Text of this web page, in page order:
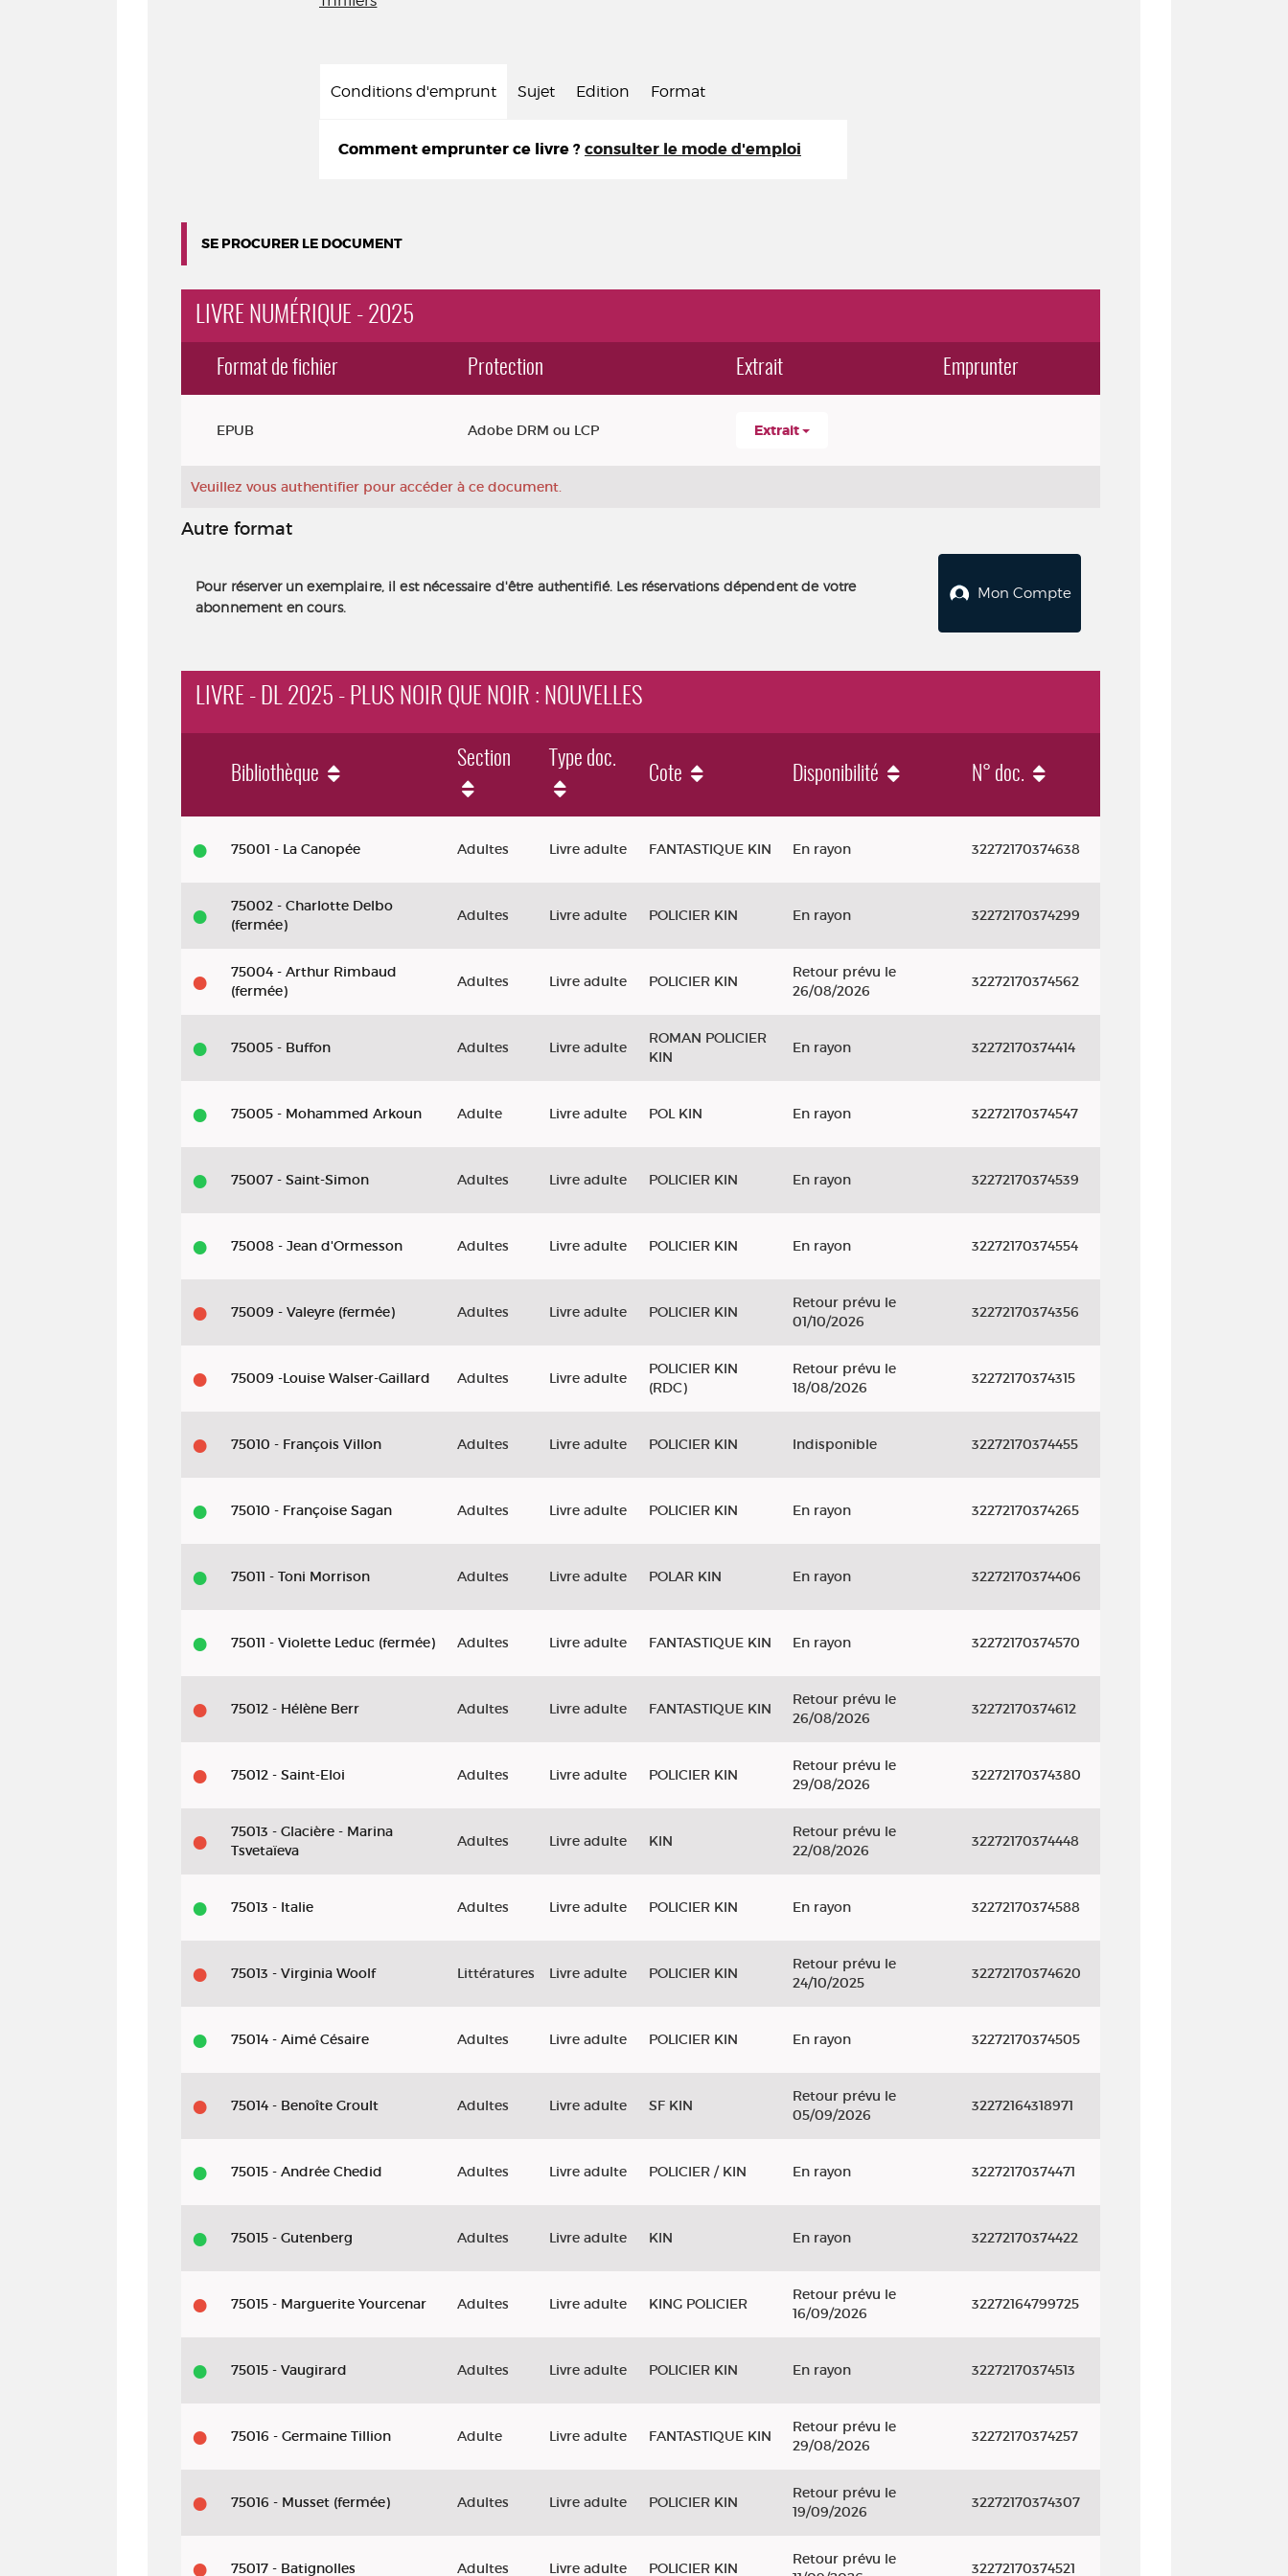
Conditions d'emprunt Sujet Edition Format
Comment emprunter ce livre ? consulter le mode d'emploi
SE PROCURER LE DOCUMENT
LIVRE NUMÉRIQUE - 2025
Format de fichier Protection Extrait Emprunter
EPUB Adobe DRM ou LCP Extrait
Veuillez vous authentifier pour accéder à ce document.
Autre format
Pour réserver un exemplaire, il est nécessaire d'être authentifié. Les réservations dépendent de votre
abonnement en cours.
Mon Compte
LIVRE - DL 2025 - PLUS NOIR QUE NOIR : NOUVELLES
Bibliothèque
Section Type doc.
Cote Disponibilité N° doc.
75001 - La Canopée Adultes Livre adulte FANTASTIQUE KIN En rayon 32272170374638
75002 - Charlotte Delbo
(fermée)
Adultes Livre adulte POLICIER KIN En rayon 32272170374299
75004 - Arthur Rimbaud
(fermée)
Adultes Livre adulte POLICIER KIN
Retour prévu le
26/08/2026
32272170374562
75005 - Buffon Adultes Livre adulte
ROMAN POLICIER
KIN
En rayon 32272170374414
75005 - Mohammed Arkoun Adulte Livre adulte POL KIN En rayon 32272170374547
75007 - Saint-Simon Adultes Livre adulte POLICIER KIN En rayon 32272170374539
75008 - Jean d'Ormesson Adultes Livre adulte POLICIER KIN En rayon 32272170374554
75009 - Valeyre (fermée) Adultes Livre adulte POLICIER KIN
Retour prévu le
01/10/2026
32272170374356
75009 -Louise Walser-Gaillard Adultes Livre adulte
POLICIER KIN
(RDC)
Retour prévu le
18/08/2026
32272170374315
75010 - François Villon Adultes Livre adulte POLICIER KIN Indisponible 32272170374455
75010 - Françoise Sagan Adultes Livre adulte POLICIER KIN En rayon 32272170374265
75011 - Toni Morrison Adultes Livre adulte POLAR KIN En rayon 32272170374406
75011 - Violette Leduc (fermée) Adultes Livre adulte FANTASTIQUE KIN En rayon 32272170374570
75012 - Hélène Berr Adultes Livre adulte FANTASTIQUE KIN
Retour prévu le
26/08/2026
32272170374612
75012 - Saint-Eloi Adultes Livre adulte POLICIER KIN
Retour prévu le
29/08/2026
32272170374380
75013 - Glacière - Marina
Tsvetaïeva
Adultes Livre adulte KIN
Retour prévu le
22/08/2026
32272170374448
75013 - Italie Adultes Livre adulte POLICIER KIN En rayon 32272170374588
75013 - Virginia Woolf Littératures Livre adulte POLICIER KIN
Retour prévu le
24/10/2025
32272170374620
75014 - Aimé Césaire Adultes Livre adulte POLICIER KIN En rayon 32272170374505
75014 - Benoîte Groult Adultes Livre adulte SF KIN
Retour prévu le
05/09/2026
32272164318971
75015 - Andrée Chedid Adultes Livre adulte POLICIER / KIN En rayon 32272170374471
75015 - Gutenberg Adultes Livre adulte KIN En rayon 32272170374422
75015 - Marguerite Yourcenar Adultes Livre adulte KING POLICIER
Retour prévu le
16/09/2026
32272164799725
75015 - Vaugirard Adultes Livre adulte POLICIER KIN En rayon 32272170374513
75016 - Germaine Tillion Adulte Livre adulte FANTASTIQUE KIN
Retour prévu le
29/08/2026
32272170374257
75016 - Musset (fermée) Adultes Livre adulte POLICIER KIN
Retour prévu le
19/09/2026
32272170374307
75017 - Batignolles Adultes Livre adulte POLICIER KIN
Retour prévu le
32272170374521